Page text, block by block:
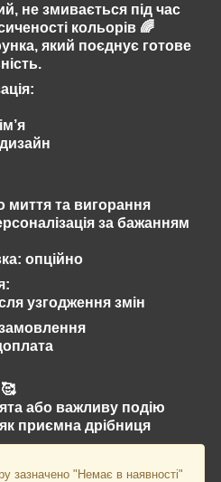
не змивається під час
кольорів 🌈
який поєднує готове
миття та вигорання
за бажанням
опційно
узгодження змін
або важливу подію
приємна дрібниця
зазначено "Немає в наявності"